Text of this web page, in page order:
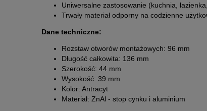
Uniwersalne zastosowanie (kuchnia,
Trwały materiał odporny na codzienne
Dane techniczne:
Rozstaw otworów montażowych: 96 mm
Długość całkowita: 136 mm
Szerokość: 44 mm
Wysokość: 39 mm
Kolor: Antracyt
Materiał: ZnAl - stop cynku i aluminium